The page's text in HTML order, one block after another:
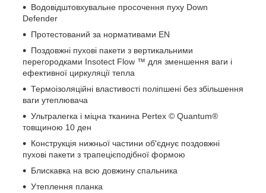
Водовідштовхувальне просочення пуху Down
Defender
Протестований за нормативами EN
Поздовжні пухові пакети з вертикальними
перегородками Insotect Flow ™ для зменшення ваги і
ефективної циркуляції тепла
Термоізоляційні властивості поліпшені без збільшення
ваги утеплювача
Ультралегка і міцна тканина Pertex © Quantum®
товщиною 10 ден
Конструкція нижньої частини об'єднує поздовжні
пухові пакети з трапецієподібної формою
Блискавка на всю довжину спальника
Утеплення планка